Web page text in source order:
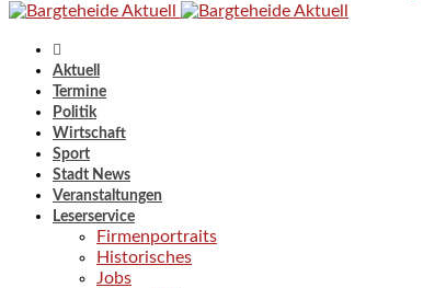
Aktuell
Termine
Politik
Wirtschaft
Sport
Stadt News
Veranstaltungen
Leserservice
Firmenportraits
Historisches
Jobs